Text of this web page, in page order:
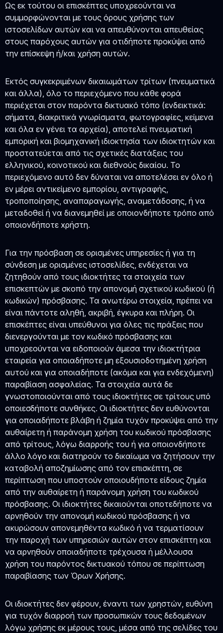
Ως εκ τούτου οι επισκέπτες υποχρεούνται να
συμμορφώνονται με τους όρους χρήσης των
ιστοσελίδων αυτών και να απευθύνονται απευθείας
στους παρόχους αυτών για οτιδήποτε προκύψει από
την επίσκεψη ή/και χρήση αυτών.
Εκτός συγκεκριμένων δικαιωμάτων τρίτων (πνευματικά
και άλλα), όλο το περιεχόμενο που κάθε φορά
περιέχεται στον παρόντα δικτυακό τόπο (ενδεικτικά:
σήματα, διακριτικά γνωρίσματα, φωτογραφίες, κείμενα
και όλα εν γένει τα αρχεία), αποτελεί πνευματική
εμπορική και βιομηχανική ιδιοκτησία των ιδιοκτητών και
προστατεύεται από τις σχετικές διατάξεις του
ελληνικού, κοινοτικού και διεθνούς δικαίου. Το
περιεχόμενο αυτό δεν δύναται να αποτελέσει εν όλο ή
εν μέρει αντικείμενο εμπορίου, αντιγραφής,
τροποποίησης, αναπαραγωγής, αναμετάδοσης, ή να
μεταδοθεί ή να διανεμηθεί με οποιονδήποτε τρόπο από
οποιονδήποτε xρήστη.
Για την πρόσβαση σε ορισμένες υπηρεσίες ή για τη
σύνδεση με ορισμένες ιστοσελίδες, ενδέχεται να
ζητηθούν από τους ιδιοκτήτες τα στοιχεία των
επισκεπτών με σκοπό την απονομή σχετικού κωδικού (ή
κωδικών) πρόσβασης. Τα ανωτέρω στοιχεία, πρέπει να
είναι πάντοτε αληθή, ακριβή, έγκυρα και πλήρη. Οι
επισκέπτες είναι υπεύθυνοι για όλες τις πράξεις που
διενεργούνται με τον κωδικό πρόσβασης και
υποχρεούνται να ειδοποιούν άμεσα την ιδιοκτήτρια
εταιρεία για οποιαδήποτε μη εξουσιοδοτημένη χρήση
αυτού και για οποιαδήποτε (ακόμα και για ενδεχόμενη)
παραβίαση ασφαλείας. Τα στοιχεία αυτά δε
γνωστοποιούνται από τους ιδιοκτήτες σε τρίτους υπό
οποιεσδήποτε συνθήκες. Οι ιδιοκτήτες δεν ευθύνονται
για οποιαδήποτε βλάβη ή ζημία τυχόν προκύψει από την
αυθαίρετη ή παράνομη χρήση του κωδικού πρόσβασης
από τρίτους, λόγω διαρροής του ή για οποιονδήποτε
άλλο λόγο και διατηρούν το δικαίωμα να ζητήσουν την
καταβολή αποζημίωσης από τον επισκέπτη, σε
περίπτωση που υποστούν οποιουδήποτε είδους ζημία
από την αυθαίρετη ή παράνομη χρήση του κωδικού
πρόσβασης. Οι ιδιοκτήτες δικαιούνται οποτεδήποτε να
αρνηθούν την απονομή κωδικού πρόσβασης ή να
ακυρώσουν απονεμηθέντα κωδικό ή να τερματίσουν
την παροχή των υπηρεσιών αυτών στον επισκέπτη και
να αρνηθούν οποιαδήποτε τρέχουσα ή μέλλουσα
χρήση του παρόντος δικτυακού τόπου σε περίπτωση
παραβίασης των Όρων Χρήσης.
Οι ιδιοκτήτες δεν φέρουν, έναντι των χρηστών, ευθύνη
για τυχόν διαρροή των προσωπικών τους δεδομένων
λόγω χρήσης εκ μέρους τους, μέσα από της σελίδες του